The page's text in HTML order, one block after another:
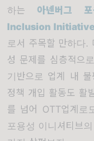
하는
아넨버그
Inclusion Initiative
로서 주목할 만하다.
성 문제를 심층적으
기반으로 업계 내
정책 개입 활동도 활
를 넘어 OTT업계로
포용성 이니셔티브